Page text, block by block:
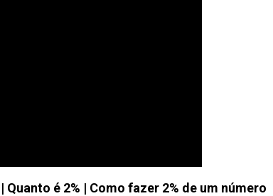
| Quanto é 2% | Como fazer 2% de um número